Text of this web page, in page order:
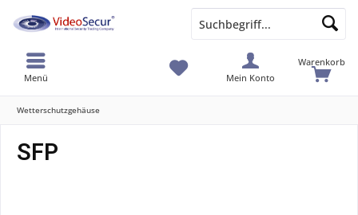
Warenkorb
Mein Konto
Menü
Wetterschutzgehäuse
SFP